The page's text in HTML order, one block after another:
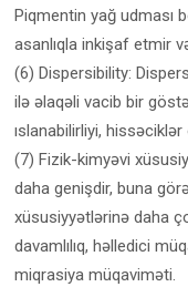
Piqmentin yağ udması
asanlıqla inkişaf etmir
(6) Dispersibility:
ilə əlaqəli vacib bir
ıslanabilirliyi,
(7) Fizik-kimyəvi
daha genişdir, buna
xüsusiyyətlərinə daha
davamlılıq, həlledici
miqrasiya müqaviməti.